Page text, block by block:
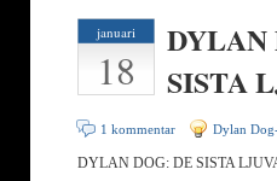
januari
18
DYLAN
SISTA
1 kommentar Dylan
DYLAN DOG: DE SISTA